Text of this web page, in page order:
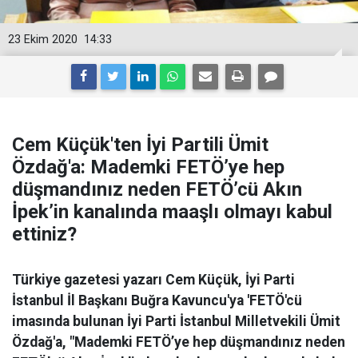
14:33
23 Ekim 2020
Cem Küçük'ten İyi Partili Ümit
Özdağ'a: Mademki FETÖ’ye hep
düşmandınız neden FETÖ’cü Akın
İpek’in kanalında maaşlı olmayı kabul
ettiniz?
Türkiye gazetesi yazarı Cem Küçük, İyi Parti
İstanbul İl Başkanı Buğra Kavuncu'ya 'FETÖ'cü
imasında bulunan İyi Parti İstanbul Milletvekili Ümit
Özdağ'a, "Mademki FETÖ’ye hep düşmandınız neden